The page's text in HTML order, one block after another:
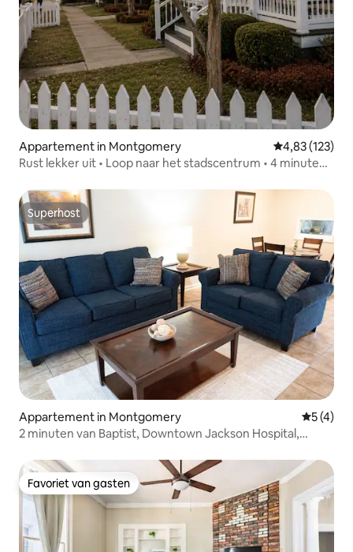
Appartement in Montgomery Gemiddelde
4,83 (123)
Rust lekker uit • Loop naar het stadscentrum • 4 minuten
Superhost
Superhost
Appartement in Montgomery
5 (4)
2 minuten van Baptist, Downtown Jackson Hospital,
Favoriet van gasten
Favoriet van gasten